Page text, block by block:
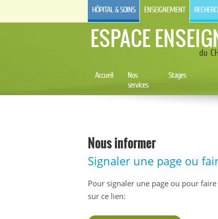
HÔPITAL & SOINS ENSEIGNEMENT
ESPACE du
Accueil
Nos
services
Stages
Nous informer
Signaler une page ou
Pour signaler une page ou pour
sur ce lien: